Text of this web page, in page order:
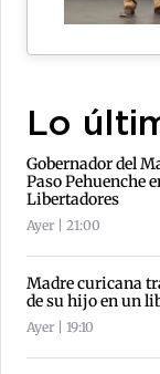
Lo
Gobernador del
Paso Pehuenche
Libertadores
Ayer | 21:00
Madre curicana
de su hijo en un
Ayer | 19:10